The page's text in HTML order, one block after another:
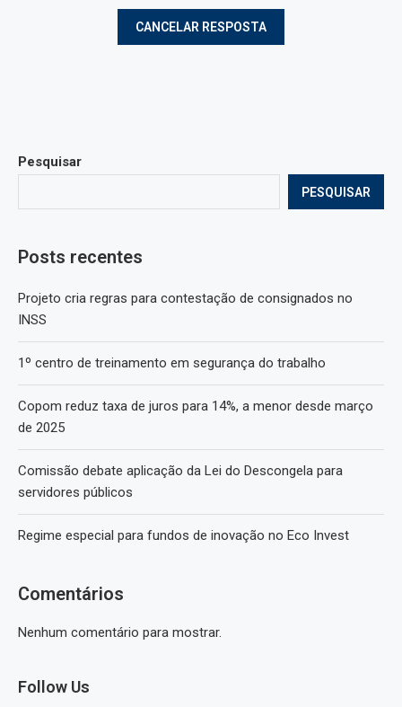
Pesquisar
PESQUISAR
Posts recentes
Projeto cria regras para contestação de consignados no
INSS
1º centro de treinamento em segurança do trabalho
Copom reduz taxa de juros para 14%, a menor desde março
de 2025
Comissão debate aplicação da Lei do Descongela para
servidores públicos
Regime especial para fundos de inovação no Eco Invest
Comentários
Nenhum comentário para mostrar.
Follow Us